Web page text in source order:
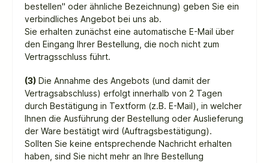
bestellen" oder ähnliche Bezeichnung) geben Sie ein
verbindliches Angebot bei uns ab.
Sie erhalten zunächst eine automatische E-Mail über
den Eingang Ihrer Bestellung, die noch nicht zum
Vertragsschluss führt.
(3) Die Annahme des Angebots (und damit der
Vertragsabschluss) erfolgt innerhalb von 2 Tagen
durch Bestätigung in Textform (z.B. E-Mail), in welcher
Ihnen die Ausführung der Bestellung oder Auslieferung
der Ware bestätigt wird (Auftragsbestätigung).
Sollten Sie keine entsprechende Nachricht erhalten
haben, sind Sie nicht mehr an Ihre Bestellung